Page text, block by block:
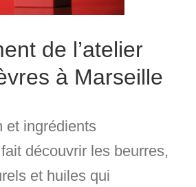
de l’atelier
à Marseille
et ingrédients
découvrir les beurres,
et huiles qui